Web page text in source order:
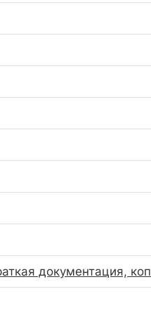
документация,